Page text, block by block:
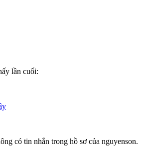
lần cuối:
có tin nhắn trong hồ sơ của nguyenson.